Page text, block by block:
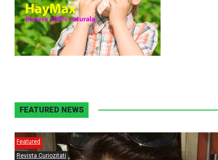
FEATURED NEWS
Featured
Revista Curiozitati